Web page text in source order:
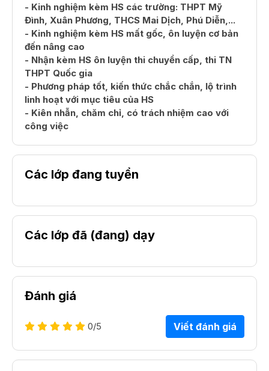
- Kinh nghiệm kèm HS các trường: THPT Mỹ
Đình, Xuân Phương, THCS Mai Dịch, Phú Diễn,...
- Kinh nghiệm kèm HS mất gốc, ôn luyện cơ bản
đến nâng cao
- Nhận kèm HS ôn luyện thi chuyển cấp, thi TN
THPT Quốc gia
- Phương pháp tốt, kiến thức chắc chắn, lộ trình
linh hoạt với mục tiêu của HS
- Kiên nhẫn, chăm chỉ, có trách nhiệm cao với
công việc
Các lớp đang tuyển
Các lớp đã (đang) dạy
Đánh giá
0/5 Viết đánh giá